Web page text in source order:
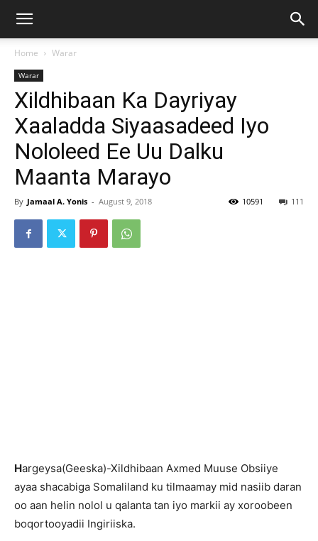
Home Warar
Warar
Xildhibaan Ka Dayriyay
Xaaladda Siyaasadeed Iyo
Nololeed Ee Uu Dalku
Maanta Marayo
By Jamaal A. Yonis - August 9, 2018 111
10591
Hargeysa(Geeska)-Xildhibaan Axmed Muuse Obsiiye
ayaa shacabiga Somaliland ku tilmaamay mid nasiib daran
oo aan helin nolol u qalanta tan iyo markii ay xoroobeen
boqortooyadii Ingiriiska.